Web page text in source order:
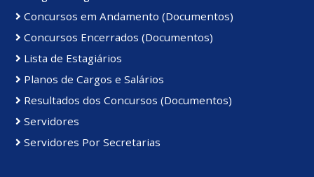
Concursos em Andamento (Documentos)
Concursos Encerrados (Documentos)
Lista de Estagiários
Planos de Cargos e Salários
Resultados dos Concursos (Documentos)
Servidores
Servidores Por Secretarias